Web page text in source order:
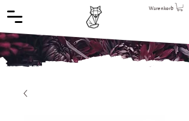
Warenkorb